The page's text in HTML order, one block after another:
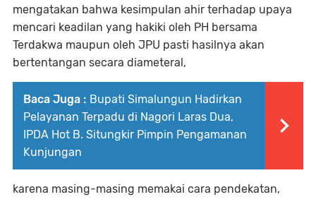
mengatakan bahwa kesimpulan ahir terhadap upaya
mencari keadilan yang hakiki oleh PH bersama
Terdakwa maupun oleh JPU pasti hasilnya akan
bertentangan secara diameteral,
Baca Juga : Bupati Simalungun Hadirkan
Pelayanan Terpadu di Nagori Laras Dua,
IPDA Hot B. Situngkir Pimpin Pengamanan
Kunjungan
karena masing-masing memakai cara pendekatan,